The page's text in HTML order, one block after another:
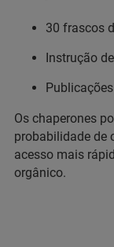
30 frascos
Instrução
Os chaperones
probabilidade de
acesso mais
orgânico.